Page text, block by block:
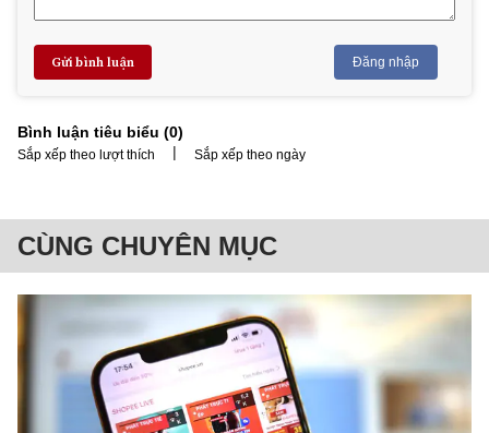
Gửi bình luận Đăng nhập
Bình luận tiêu biểu (0)
Sắp xếp theo lượt thích | Sắp xếp theo ngày
CÙNG CHUYÊN MỤC